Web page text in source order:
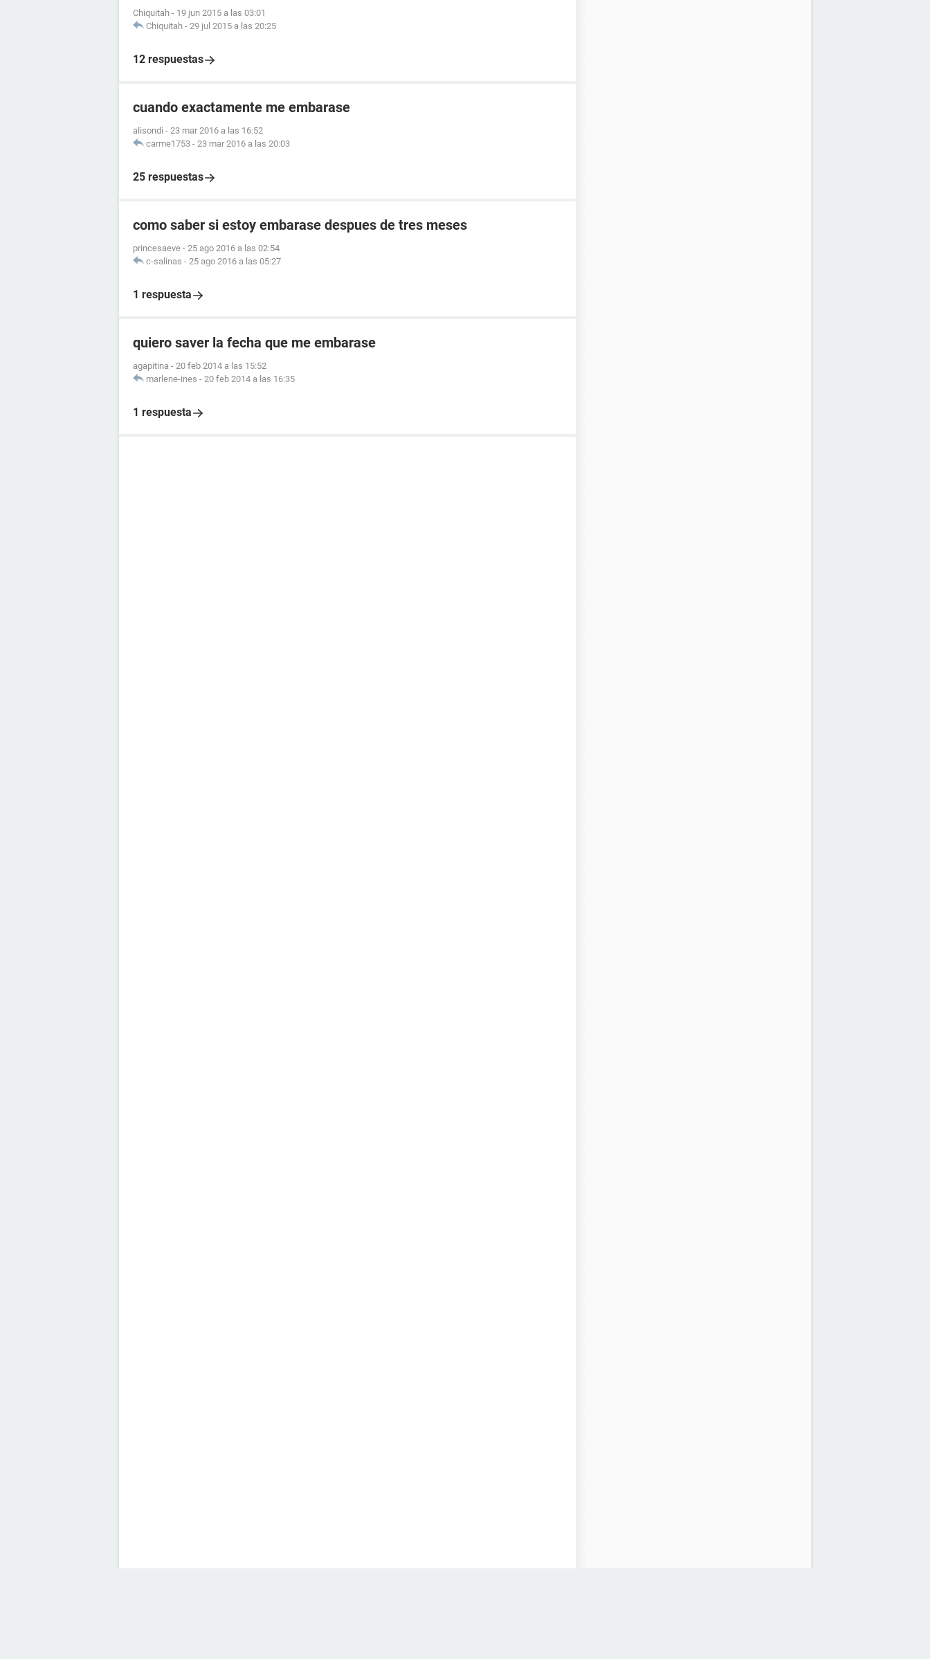
Chiquitah - 19 jun 2015 a las 03:01
Chiquitah - 29 jul 2015 a las 20:25
12 respuestas
cuando exactamente me embarase
alisondi - 23 mar 2016 a las 16:52
carme1753 - 23 mar 2016 a las 20:03
25 respuestas
como saber si estoy embarase despues de tres meses
princesaeve - 25 ago 2016 a las 02:54
c-salinas - 25 ago 2016 a las 05:27
1 respuesta
quiero saver la fecha que me embarase
agapitina - 20 feb 2014 a las 15:52
marlene-ines - 20 feb 2014 a las 16:35
1 respuesta